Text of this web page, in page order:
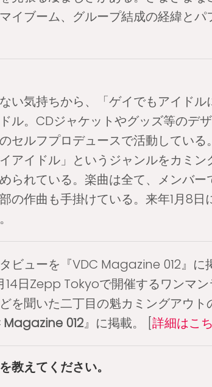
イブーム、グループ結成の経緯とパ
い気持ちから、「ゲイでもアイドル
ル。CDジャケットやグッズ等のデ
セルフプロデュースで活動している
アイドル」というジャンルをカミン
られている。楽曲は全て、メンバー
の作曲も手掛けている。来年1月8日
ビューを『VDC Magazine 012』に
日Zepp Tokyoで開催するワンマン
を聞いた二丁目の魁カミングアウト
Magazine 012』に掲載。 [詳細はこ
えてください。